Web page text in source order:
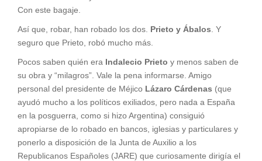
Con este bagaje.
Así que, robar, han robado los dos. Prieto y Ábalos . Y
seguro que Prieto, robó mucho más.
Pocos saben quién era Indalecio Prieto y menos saben de
su obra y “milagros”. Vale la pena informarse. Amigo
personal del presidente de Méjico Lázaro Cárdenas (que
ayudó mucho a los políticos exiliados, pero nada a España
en la posguerra, como si hizo Argentina) consiguió
apropiarse de lo robado en bancos, iglesias y particulares y
ponerlo a disposición de la Junta de Auxilio a los
Republicanos Españoles (JARE) que curiosamente dirigía el